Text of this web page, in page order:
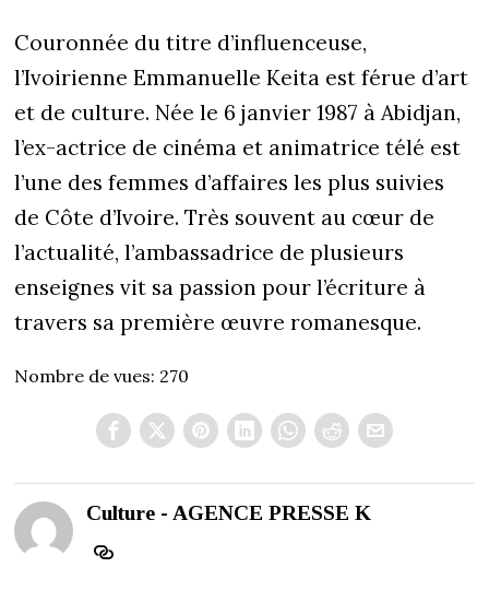
Couronnée du titre d’influenceuse,
l’Ivoirienne Emmanuelle Keita est férue d’art
et de culture. Née le 6 janvier 1987 à Abidjan,
l’ex-actrice de cinéma et animatrice télé est
l’une des femmes d’affaires les plus suivies
de Côte d’Ivoire. Très souvent au cœur de
l’actualité, l’ambassadrice de plusieurs
enseignes vit sa passion pour l’écriture à
travers sa première œuvre romanesque.
Nombre de vues: 270
Culture - AGENCE PRESSE K